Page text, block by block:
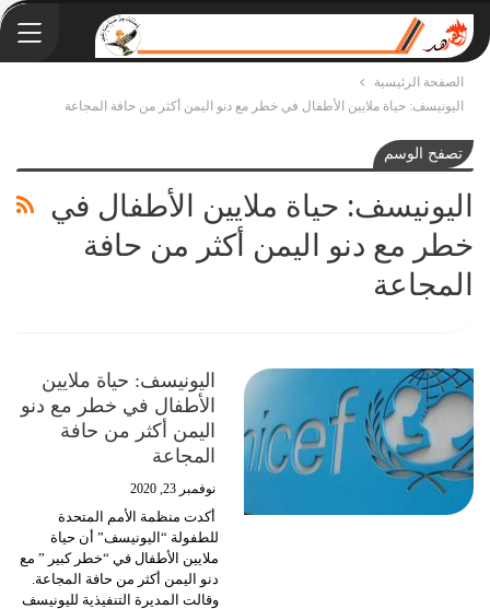
الصفحة الرئيسية
اليونيسف: حياة ملايين الأطفال في خطر مع دنو اليمن أكثر من حافة المجاعة
تصفح الوسم
اليونيسف: حياة ملايين الأطفال في
خطر مع دنو اليمن أكثر من حافة
المجاعة
اليونيسف: حياة ملايين
الأطفال في خطر مع دنو
اليمن أكثر من حافة
المجاعة
نوفمبر 23, 2020
أكدت منظمة الأمم المتحدة
للطفولة “اليونيسف” أن حياة
ملايين الأطفال في “خطر كبير ” مع
دنو اليمن أكثر من حافة المجاعة.
وقالت المديرة التنفيذية لليونيسف